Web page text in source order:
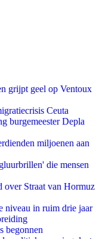
grijpt geel op Ventoux
Ceuta
burgemeester Depla
miljoenen aan
die mensen
over Straat van Hormuz
niveau in ruim drie jaar
begonnen